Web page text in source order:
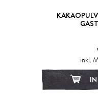
inkl.